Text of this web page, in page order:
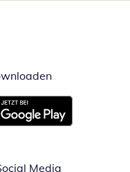
Öffnet in
neuem Fenster
Media